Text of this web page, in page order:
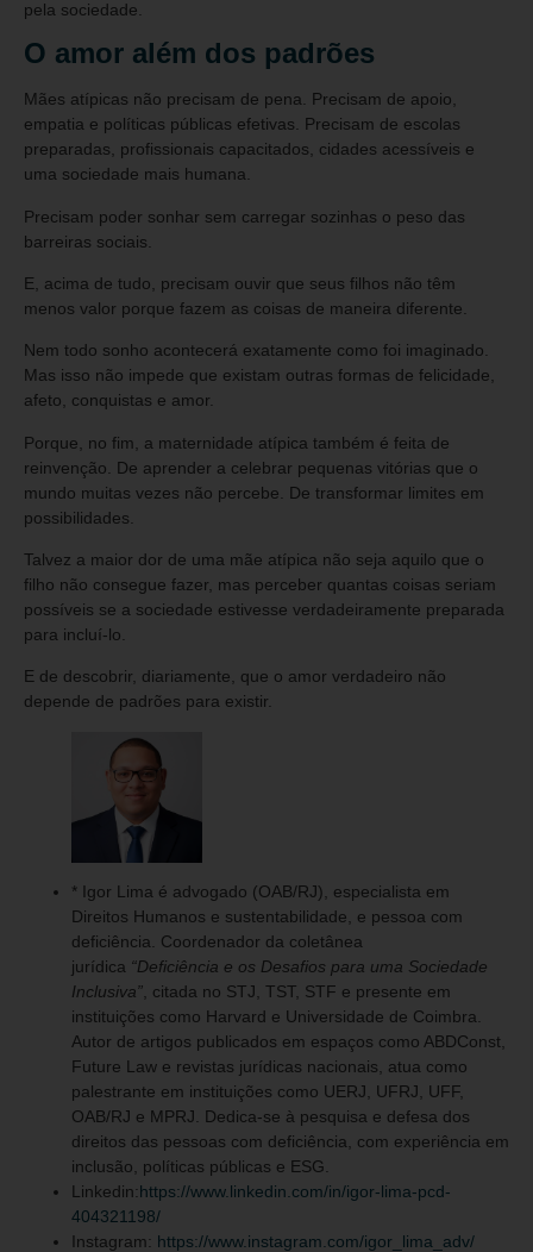
pela sociedade.
O amor além dos padrões
Mães atípicas não precisam de pena. Precisam de apoio,
empatia e políticas públicas efetivas. Precisam de escolas
preparadas, profissionais capacitados, cidades acessíveis e
uma sociedade mais humana.
Precisam poder sonhar sem carregar sozinhas o peso das
barreiras sociais.
E, acima de tudo, precisam ouvir que seus filhos não têm
menos valor porque fazem as coisas de maneira diferente.
Nem todo sonho acontecerá exatamente como foi imaginado.
Mas isso não impede que existam outras formas de felicidade,
afeto, conquistas e amor.
Porque, no fim, a maternidade atípica também é feita de
reinvenção. De aprender a celebrar pequenas vitórias que o
mundo muitas vezes não percebe. De transformar limites em
possibilidades.
Talvez a maior dor de uma mãe atípica não seja aquilo que o
filho não consegue fazer, mas perceber quantas coisas seriam
possíveis se a sociedade estivesse verdadeiramente preparada
para incluí-lo.
E de descobrir, diariamente, que o amor verdadeiro não
depende de padrões para existir.
* Igor Lima é advogado (OAB/RJ), especialista em
Direitos Humanos e sustentabilidade, e pessoa com
deficiência. Coordenador da coletânea
jurídica “Deficiência e os Desafios para uma Sociedade
Inclusiva” , citada no STJ, TST, STF e presente em
instituições como Harvard e Universidade de Coimbra.
Autor de artigos publicados em espaços como ABDConst,
Future Law e revistas jurídicas nacionais, atua como
palestrante em instituições como UERJ, UFRJ, UFF,
OAB/RJ e MPRJ. Dedica-se à pesquisa e defesa dos
direitos das pessoas com deficiência, com experiência em
inclusão, políticas públicas e ESG.
Linkedin:https://www.linkedin.com/in/igor-lima-pcd-
404321198/
Instagram: https://www.instagram.com/igor_lima_adv/